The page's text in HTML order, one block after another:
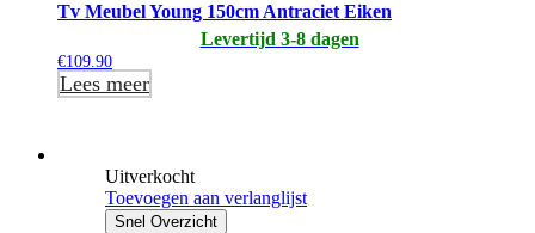
Tv Meubel Young 150cm Antraciet Eiken
Levertijd 3-8 dagen
€109.90
Lees meer
Uitverkocht
Toevoegen aan verlanglijst
Snel Overzicht